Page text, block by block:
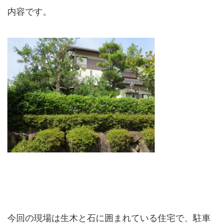
内容です。
今回の現場は生木と石に囲まれている住宅で、駐車